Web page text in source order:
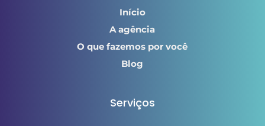
Início
A agência
O que fazemos por você
Blog
Serviços